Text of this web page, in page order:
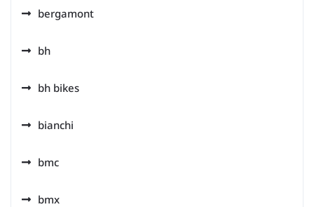
bergamont
bh
bh bikes
bianchi
bmc
bmx